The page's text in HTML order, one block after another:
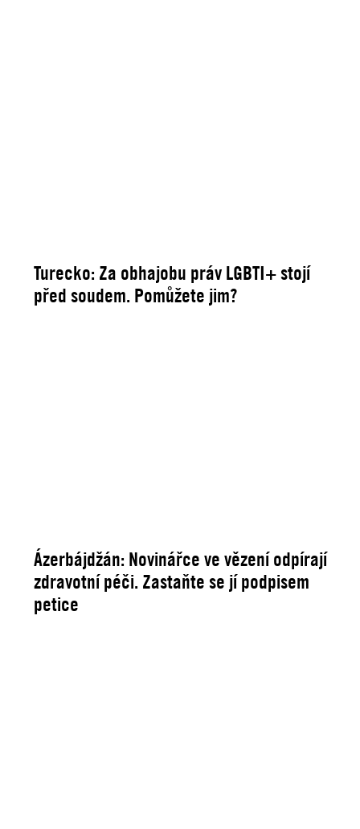
Turecko: Za obhajobu práv LGBTI+ stojí
před soudem. Pomůžete jim?
Ázerbájdžán: Novinářce ve vězení odpírají
zdravotní péči. Zastaňte se jí podpisem
petice